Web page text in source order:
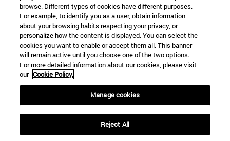
© Universidad de Navarra
Información legal
Accesibilidad
Configuración de cookies
Localizador de campus
browse. Different types of cookies have different purposes.
For example, to identify you as a user, obtain information
about your browsing habits respecting your privacy, or
personalize how the content is displayed. You can select the
cookies you want to enable or accept them all. This banner
will remain active until you choose one of the two options.
For more detailed information about our cookies, please visit
our Cookie Policy.
Manage cookies
Reject All